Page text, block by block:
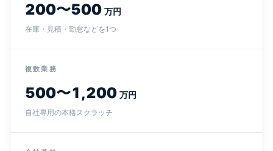
200〜500 万円
在庫・見積・勤怠などを1つ
複数業務
500〜1,200 万円
自社専用の本格スクラッチ